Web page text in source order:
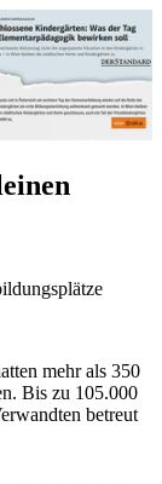
mehr als 350
Bis zu 105.000
betreut